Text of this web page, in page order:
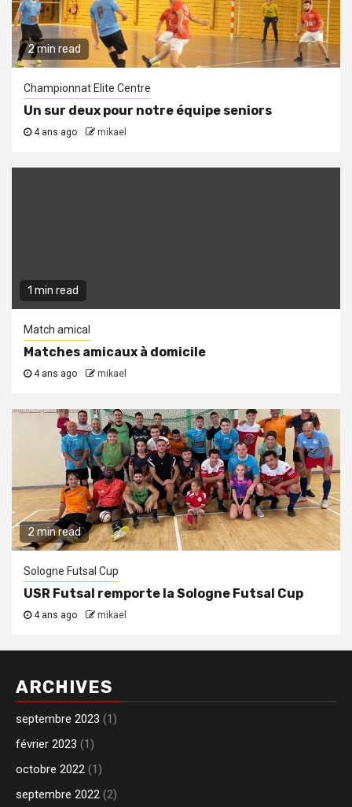
2 min read
Championnat Elite Centre
Un sur deux pour notre équipe seniors
4 ans ago mikael
1 min read
Match amical
Matches amicaux à domicile
4 ans ago mikael
2 min read
Sologne Futsal Cup
USR Futsal remporte la Sologne Futsal Cup
4 ans ago mikael
ARCHIVES
septembre 2023 (1)
février 2023 (1)
octobre 2022 (1)
septembre 2022 (2)